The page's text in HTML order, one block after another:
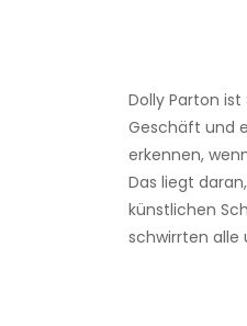
Dolly Parton
Geschäft und
erkennen,
Das liegt
künstlichen
schwirrten alle